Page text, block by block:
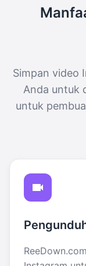
Simpan video
Anda untuk
untuk